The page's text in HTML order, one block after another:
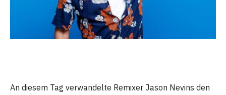
An diesem Tag verwandelte Remixer Jason Nevins den